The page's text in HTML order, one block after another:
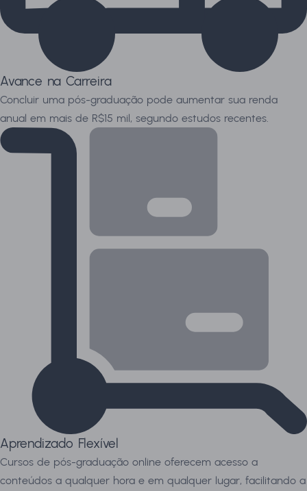
Avance na Carreira
Concluir uma pós-graduação pode aumentar sua renda
anual em mais de R$15 mil, segundo estudos recentes.
Aprendizado Flexível
Cursos de pós-graduação online oferecem acesso a
conteúdos a qualquer hora e em qualquer lugar, facilitando a